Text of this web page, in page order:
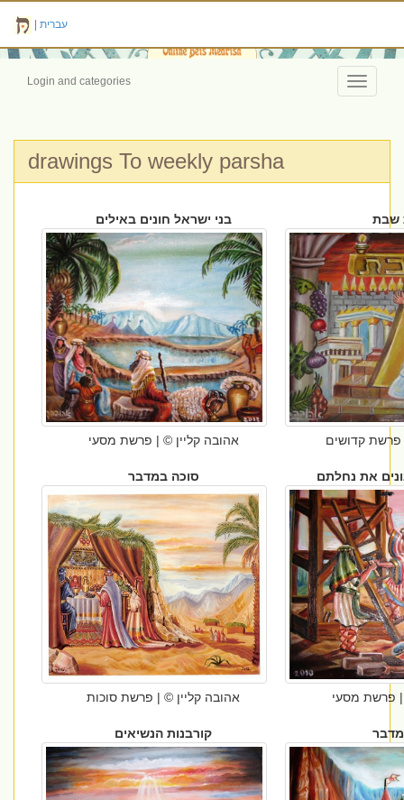
עברית
Toggle
Login and categories
drawings To weekly parsha
בני ישראל חונים באילים
אהובה קליין © | פרשת מסעי
שבת
פרשת קדושים
סוכה במדבר
אהובה קליין © | פרשת סוכות
את נחלתם
| פרשת מסעי
קורבנות הנשיאים